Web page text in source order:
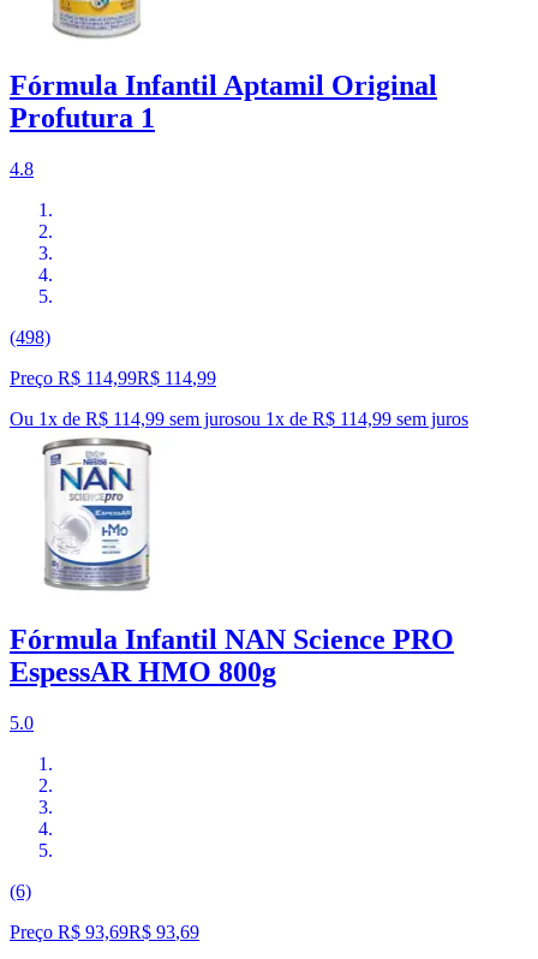
Fórmula Infantil Aptamil Original
Profutura 1
4.8
(498)
Preço R$ 114,99R$ 114,99
Ou 1x de R$ 114,99 sem jurosou 1x de R$ 114,99 sem juros
Fórmula Infantil NAN Science PRO
EspessAR HMO 800g
5.0
(6)
Preço R$ 93,69R$ 93,69